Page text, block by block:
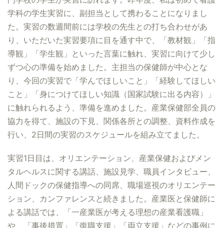
学科の学生実習に、副担当として携わることになりまし
た。実習の数週間前には学校の先生との打ち合わせがあ
り、いただいた実習要項に目を通す中で、「教材観」「指
導観」「学生観」といった言葉に触れ、実習に向けて少し
ずつ心の準備を始めました。主担当の保健師が中心とな
り、今回の実習で「学んでほしいこと」「経験してほしい
こと」「身につけてほしい知識（国家試験に出る内容）」
に触れられるよう、準備を進めました。産業保健部全員の
協力を得て、施設の下見、関係各所との調整、資料作成を
行い、2日間の実習のスケジュールを組み立てました。
実習1日目は、オリエンテーション、産業保健およびメン
タルヘルスに関する講話、施設見学、職員インタビュー、
人間ドックの保健指導への同席、職場巡視のオリエンテー
ション、カンファレンスと続きました。産業医と保健師に
よる講話では、「一産業医が考える理想の産業看護職」
や、「事後措置」「復職支援」「両立支援」などの事例に